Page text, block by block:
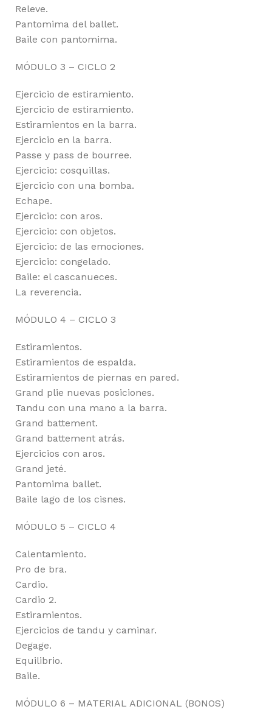
Releve.
Pantomima del ballet.
Baile con pantomima.
MÓDULO 3 – CICLO 2
Ejercicio de estiramiento.
Ejercicio de estiramiento.
Estiramientos en la barra.
Ejercicio en la barra.
Passe y pass de bourree.
Ejercicio: cosquillas.
Ejercicio con una bomba.
Echape.
Ejercicio: con aros.
Ejercicio: con objetos.
Ejercicio: de las emociones.
Ejercicio: congelado.
Baile: el cascanueces.
La reverencia.
MÓDULO 4 – CICLO 3
Estiramientos.
Estiramientos de espalda.
Estiramientos de piernas en pared.
Grand plie nuevas posiciones.
Tandu con una mano a la barra.
Grand battement.
Grand battement atrás.
Ejercicios con aros.
Grand jeté.
Pantomima ballet.
Baile lago de los cisnes.
MÓDULO 5 – CICLO 4
Calentamiento.
Pro de bra.
Cardio.
Cardio 2.
Estiramientos.
Ejercicios de tandu y caminar.
Degage.
Equilibrio.
Baile.
MÓDULO 6 – MATERIAL ADICIONAL (BONOS)